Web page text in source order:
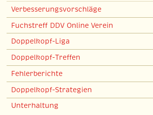
Verbesserungsvorschläge
Fuchstreff DDV Online Verein
Doppelkopf-Liga
Doppelkopf-Treffen
Fehlerberichte
Doppelkopf-Strategien
Unterhaltung